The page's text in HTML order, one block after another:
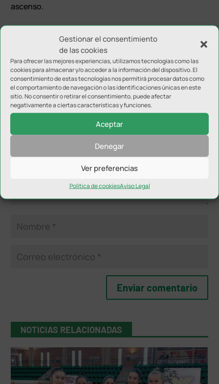
Gestionar el consentimiento
de las cookies
Para ofrecer las mejores experiencias, utilizamos tecnologías como las
cookies para almacenar y/o acceder a la información del dispositivo. El
consentimiento de estas tecnologías nos permitirá procesar datos como
el comportamiento de navegación o las identificaciones únicas en este
sitio. No consentir o retirar el consentimiento, puede afectar
negativamente a ciertas características y funciones.
Aceptar
Denegar
Ver preferencias
Política de cookiesAviso Legal
ascenso.
Enviar comentario
Tu dirección de correo electrónico no será publicada.
campos obligatorios están marcados con*
NOTICIAS RELACIONADAS